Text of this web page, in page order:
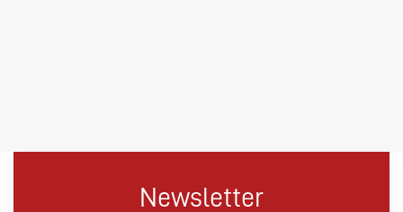
Newsletter